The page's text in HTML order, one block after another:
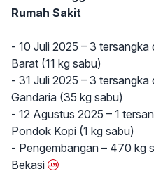
Rumah Sakit
- 10 Juli 2025 – 3
Barat (11 kg sabu)
- 31 Juli 2025 – 3
Gandaria (35 kg sabu)
- 12 Agustus 2025 – 1
Pondok Kopi (1 kg sabu)
- Pengembangan – 470 kg
Bekasi